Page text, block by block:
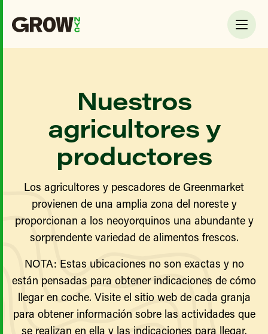
Nuestros
agricultores y
productores
Los agricultores y pescadores de Greenmarket
provienen de una amplia zona del noreste y
proporcionan a los neoyorquinos una abundante y
sorprendente variedad de alimentos frescos.
NOTA: Estas ubicaciones no son exactas y no
están pensadas para obtener indicaciones de cómo
llegar en coche. Visite el sitio web de cada granja
para obtener información sobre las actividades que
se realizan en ella y las indicaciones para llegar.